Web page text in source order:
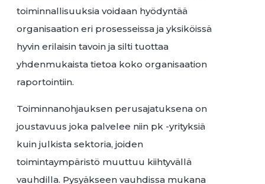
toiminnallisuuksia voidaan hyödyntää
organisaation eri prosesseissa ja yksiköissä
hyvin erilaisin tavoin ja silti tuottaa
yhdenmukaista tietoa koko organisaation
raportointiin.
Toiminnanohjauksen perusajatuksena on
joustavuus joka palvelee niin pk -yrityksiä
kuin julkista sektoria, joiden
toimintaympäristö muuttuu kiihtyvällä
vauhdilla. Pysyäkseen vauhdissa mukana